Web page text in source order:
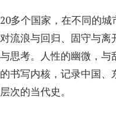
多个国家，在不同的城
流浪与回归、固守与离
思考。人性的幽微，与
书写内核，记录中国、
次的当代史。